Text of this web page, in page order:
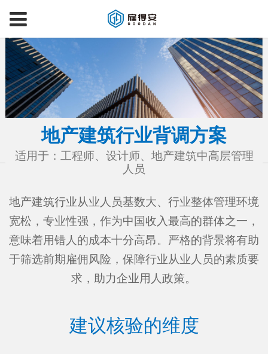
地产建筑行业背调方案
适用于：工程师、设计师、地产建筑中高层管理
人员
地产建筑行业从业人员基数大、行业整体管理环境
宽松，专业性强，作为中国收入最高的群体之一，
意味着用错人的成本十分高昂。严格的背景将有助
于筛选前期雇佣风险，保障行业从业人员的素质要
求，助力企业用人政策。
建议核验的维度